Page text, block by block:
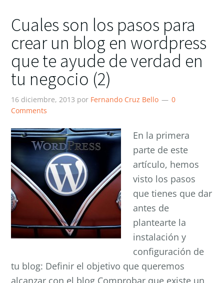
Cuales son los pasos para
crear un blog en wordpress
que te ayude de verdad en
tu negocio (2)
16 diciembre, 2013 por Fernando Cruz Bello
0
Comments
En la primera
parte de este
artículo, hemos
visto los pasos
que tienes que dar
antes de
plantearte la
instalación y
configuración de
tu blog: Definir el objetivo que queremos
alcanzar con el blog Comprobar que existe un